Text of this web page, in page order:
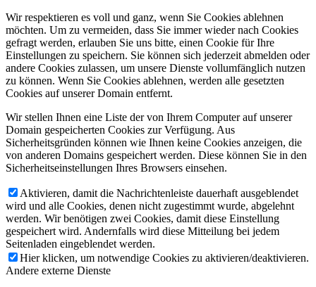
Wir respektieren es voll und ganz, wenn Sie Cookies ablehnen
möchten. Um zu vermeiden, dass Sie immer wieder nach Cookies
gefragt werden, erlauben Sie uns bitte, einen Cookie für Ihre
Einstellungen zu speichern. Sie können sich jederzeit abmelden oder
andere Cookies zulassen, um unsere Dienste vollumfänglich nutzen
zu können. Wenn Sie Cookies ablehnen, werden alle gesetzten
Cookies auf unserer Domain entfernt.
Wir stellen Ihnen eine Liste der von Ihrem Computer auf unserer
Domain gespeicherten Cookies zur Verfügung. Aus
Sicherheitsgründen können wie Ihnen keine Cookies anzeigen, die
von anderen Domains gespeichert werden. Diese können Sie in den
Sicherheitseinstellungen Ihres Browsers einsehen.
Aktivieren, damit die Nachrichtenleiste dauerhaft ausgeblendet
wird und alle Cookies, denen nicht zugestimmt wurde, abgelehnt
werden. Wir benötigen zwei Cookies, damit diese Einstellung
gespeichert wird. Andernfalls wird diese Mitteilung bei jedem
Seitenladen eingeblendet werden.
Hier klicken, um notwendige Cookies zu aktivieren/deaktivieren.
Andere externe Dienste